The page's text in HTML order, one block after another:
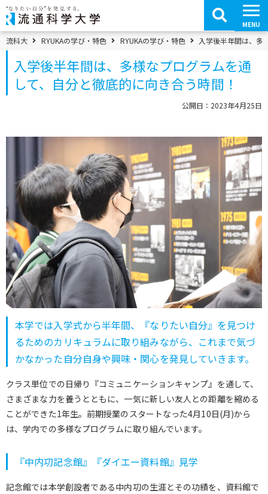
コ
ン
テ
ン
ツ
へ
移
MENU
パンくずメニュー
流科大 RYUKAの学び・特色 RYUKAの学び・特色 入学後半年間は、多
入学後半年間は、多様なプログラムを通
して、自分と徹底的に向き合う時間！
公開日：2023年4月25日
本学では入学式から半年間、『なりたい自分』を見つけ
るためのカリキュラムに取り組みながら、これまで気づ
かなかった自分自身や興味・関心を発見していきます。
クラス単位での日帰り『コミュニケーションキャンプ』を通して、
さまざまな力を養うとともに、一気に新しい友人との距離を縮める
ことができた1年生。前期授業のスタートなった4月10日(月)から
は、学内での多様なプログラムに取り組んでいます。
『中内㓛記念館』『ダイエー資料館』見学
記念館では本学創設者である中内㓛の生涯とその功績を、資料館で